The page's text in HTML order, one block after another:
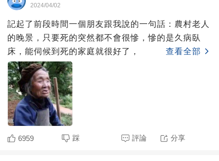
2024/04/02
記起了前段時間一個朋友跟我說的一句話：農村老人
的晚景，只要死的突然都不會很慘，慘的是久病臥
床，能伺候到死的家庭就很好了，
查看全部
6959 踩 評論 分享